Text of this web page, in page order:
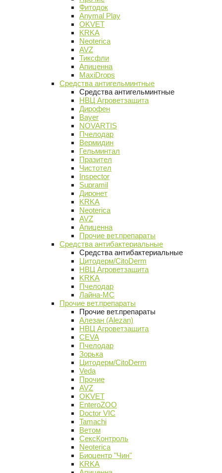
Фитодок
Anymal Play
OKVET
KRKA
Neoterica
AVZ
Тиксфли
Апиценна
MaxiDrops
Средства антигельминтные
Средства антигельминтные
НВЦ Агроветзащита
Дирофен
Bayer
NOVARTIS
Пчелодар
Вермидин
Гельминтал
Празител
Чистотел
Inspector
Supramil
Диронет
KRKA
Neoterica
AVZ
Апиценна
Прочие вет.препараты
Средства антибактериальные
Средства антибактериальные
Цитодерм/CitoDerm
НВЦ Агроветзащита
KRKA
Пчелодар
Лайна-МС
Прочие вет.препараты
Прочие вет.препараты
Алезан (Alezan)
НВЦ Агроветзащита
CEVA
Пчелодар
Зорька
Цитодерм/CitoDerm
Veda
Прочие
AVZ
OKVET
EnteroZOO
Doctor VIC
Tamachi
Ветом
СексКонтроль
Neoterica
Биоцентр "Чин"
KRKA